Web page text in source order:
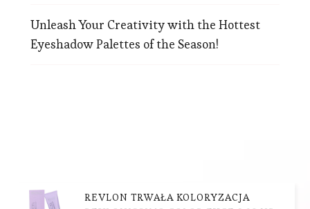
Unleash Your Creativity with the Hottest
Eyeshadow Palettes of the Season!
REVLON TRWAŁA KOLORYZACJA